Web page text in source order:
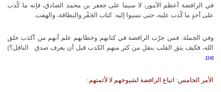
في الرافضة أعظم الأمور، لا سيما على جعفر بن محمد الصادق، فإنه ما كُذب
على أحدٍ ما كُذب عليه، حتى نسبوا إليه: كتاب الجَفْر والبطاقة، والهفت.
وفي الجملة: فمن جرّب الرافضة في كتابهم وخطابهم علم أنهم من أكذب خلق
الله، فكيف يثق القلب بنقلِ من كثر منهم الكذب قبل أن يعرف صدق
الناقل؟)
[24]
الأمر الخامس: اتباع الرافضة لشيوخهم لا لأئمتهم: